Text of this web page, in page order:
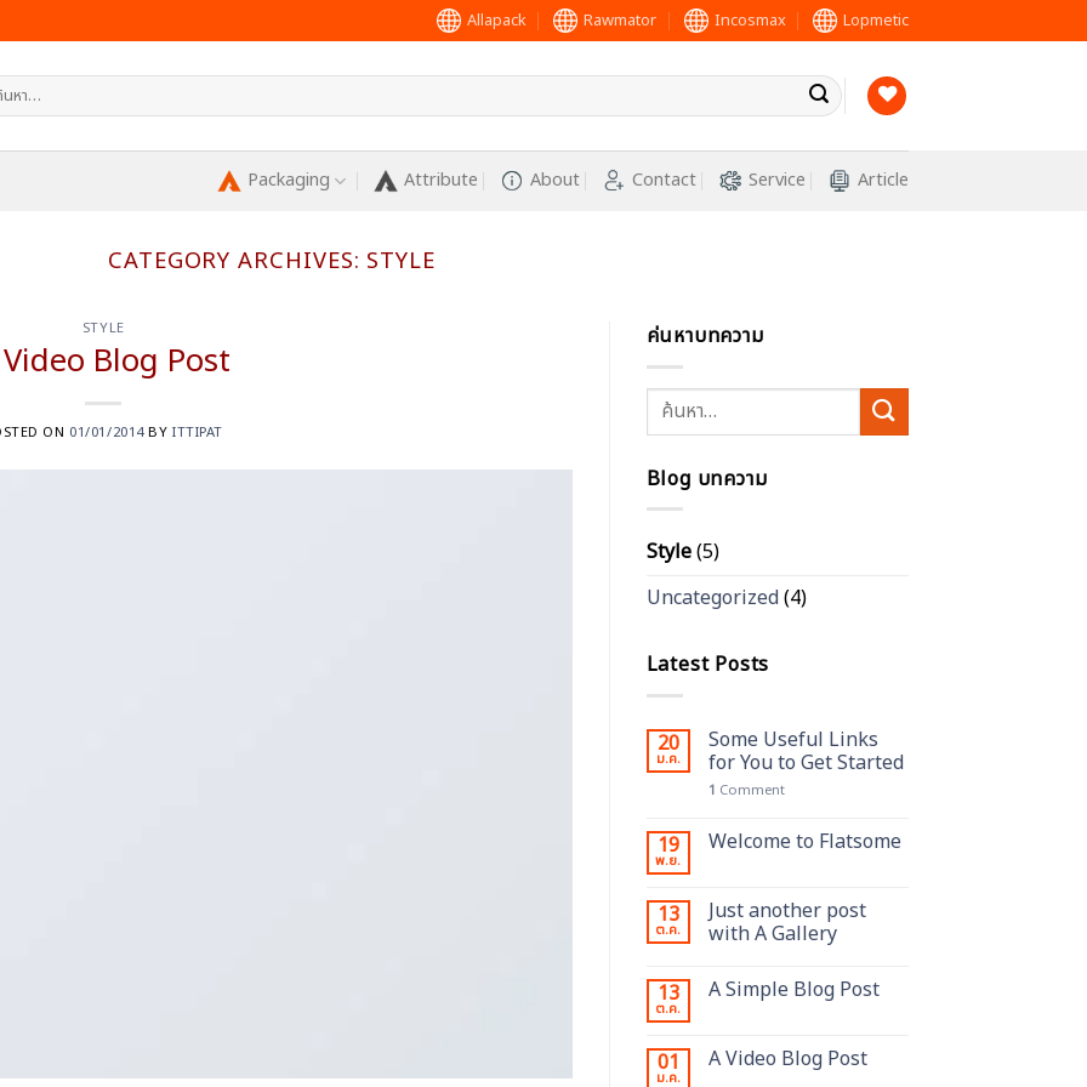
Allapack Rawmator Incosmax Lopmetic
Packaging Attribute About Contact Service Article
CATEGORY ARCHIVES: STYLE
STYLE
Blog Post
ON 01/01/2014 BYITTIPAT
ค่นหาบทความ
Blog บทความ
Style(5)
Uncategorized(4)
Latest Posts
20
ม.ค.
Some Useful Links
for You to Get Started
1 Comment
19
พ.ย.
Welcome to Flatsome
13
ต.ค.
Just another post
with A Gallery
13
ต.ค.
A Simple Blog Post
01
ม.ค.
A Video Blog Post